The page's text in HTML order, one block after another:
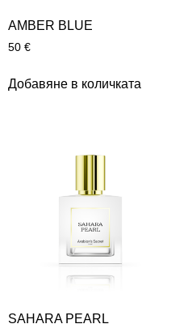
AMBER BLUE
50 €
Добавяне в количката
SAHARA PEARL